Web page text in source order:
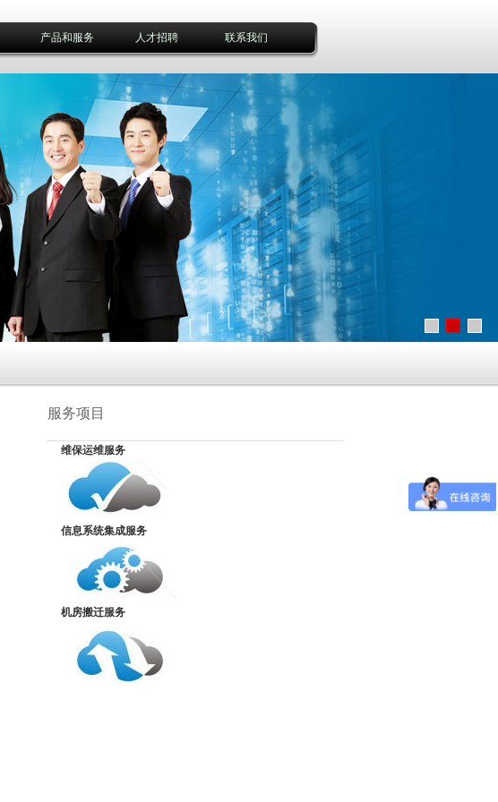
产品和服务 人才招聘 联系我们
服务项目
维保运维服务
信息系统集成服务
机房搬迁服务